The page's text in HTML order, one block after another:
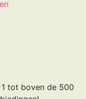
tot boven de 500